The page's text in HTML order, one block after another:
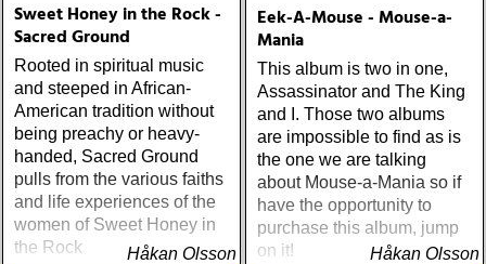
Sweet Honey in the Rock -
Sacred Ground
Rooted in spiritual music
and steeped in African-
American tradition without
being preachy or heavy-
handed, Sacred Ground
pulls from the various faiths
and life experiences of the
women of Sweet Honey in
the Rock
Håkan Olsson
Eek-A-Mouse - Mouse-a-
Mania
This album is two in one,
Assassinator and The King
and I. Those two albums
are impossible to find as is
the one we are talking
about Mouse-a-Mania so if
have the opportunity to
purchase this album, jump
on it!
Håkan Olsson